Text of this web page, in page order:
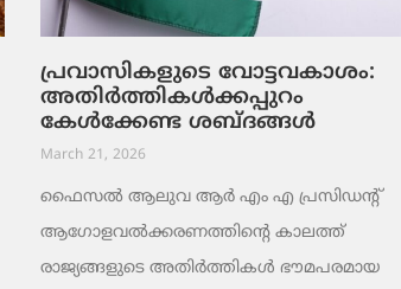
പ്രവാസികളുടെ വോട്ടവകാശം:
അതിർത്തികൾക്കപ്പുറം
കേൾക്കേണ്ട ശബ്ദങ്ങൾ
March 21, 2026
ഫൈസൽ ആലുവ ആർ എം എ പ്രസിഡന്റ്
ആഗോളവൽക്കരണത്തിന്റെ കാലത്ത്
രാജ്യങ്ങളുടെ അതിർത്തികൾ ഭൗമപരമായ